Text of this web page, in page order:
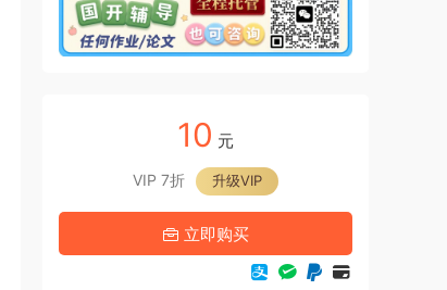
10 元
VIP 7折 升级VIP
立即购买